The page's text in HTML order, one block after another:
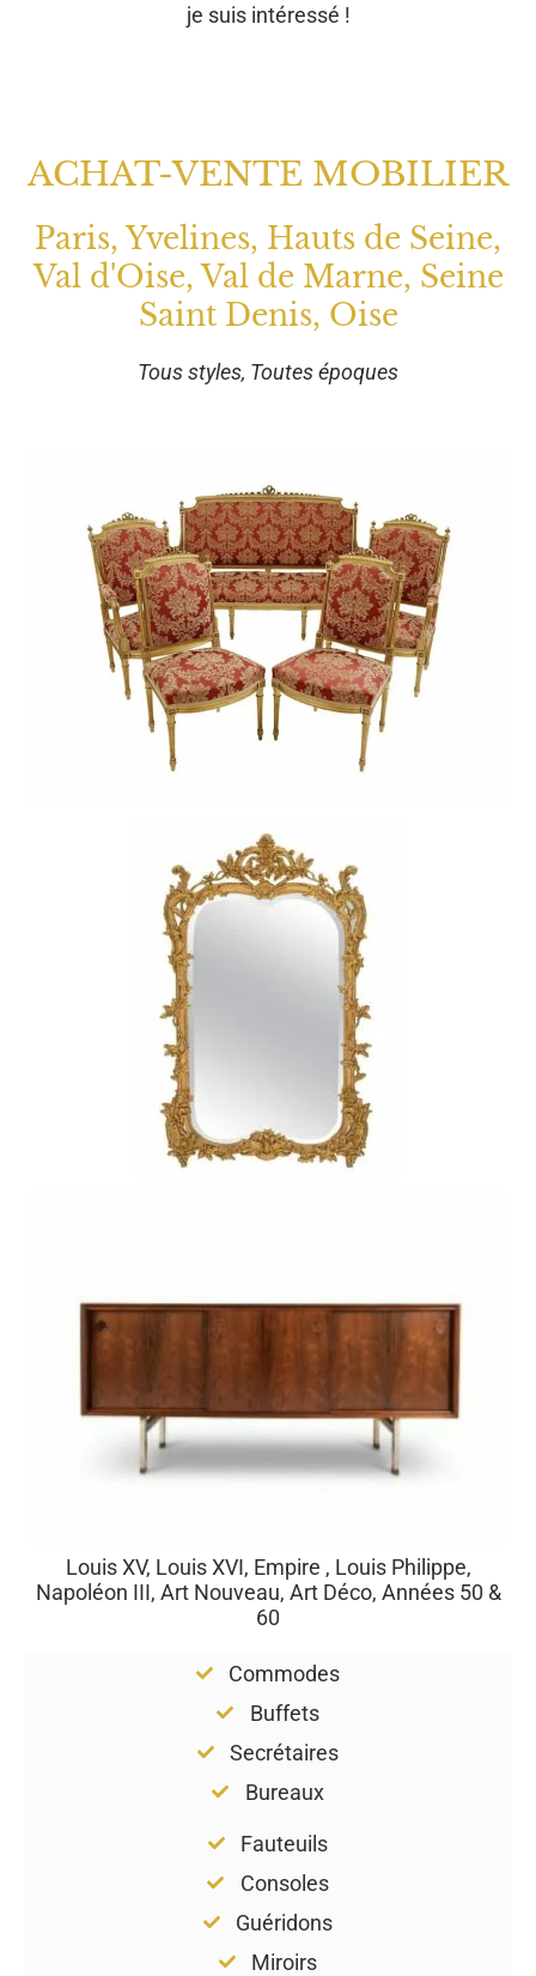
je suis intéressé !
ACHAT-VENTE MOBILIER
Paris, Yvelines, Hauts de Seine,
Val d'Oise, Val de Marne, Seine
Saint Denis, Oise
Tous styles, Toutes époques
Louis XV, Louis XVI, Empire , Louis Philippe,
Napoléon III, Art Nouveau, Art Déco, Années 50 &
60
Commodes
Buffets
Secrétaires
Bureaux
Fauteuils
Consoles
Guéridons
Miroirs